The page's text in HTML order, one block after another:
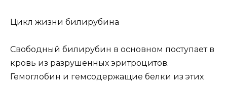
Цикл жизни билирубина
Свободный билирубин в основном поступает в
кровь из разрушенных эритроцитов.
Гемоглобин и гемсодержащие белки из этих